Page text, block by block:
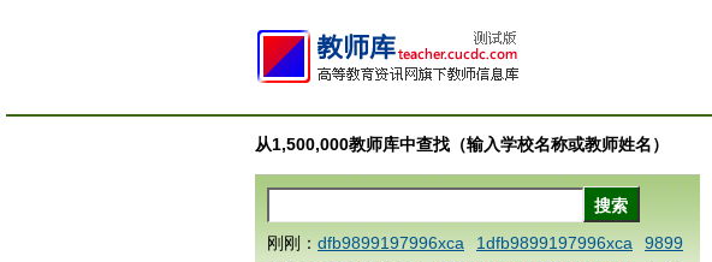
从1,500,000教师库中查找（输入学校名称或教师姓名）
刚刚： dfb9899197996xca 1dfb9899197996xca
9899